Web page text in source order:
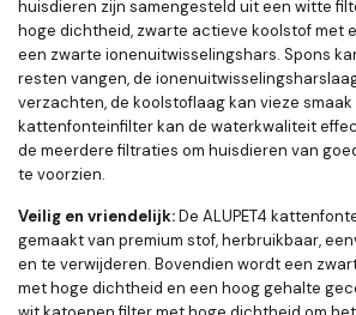
huisdieren zijn samengesteld uit een witte
hoge dichtheid, zwarte actieve koolstof met
een zwarte ionenuitwisselingshars. Spons
resten vangen, de
verzachten, de koolstoflaag kan vieze
kattenfonteinfilter kan de waterkwaliteit
de meerdere filtraties om huisdieren van
te voorzien.
Veilig en vriendelijk:De ALUPET4
gemaakt van premium stof, herbruikbaar,
en te verwijderen. Bovendien wordt een
met hoge dichtheid en een hoog gehalte